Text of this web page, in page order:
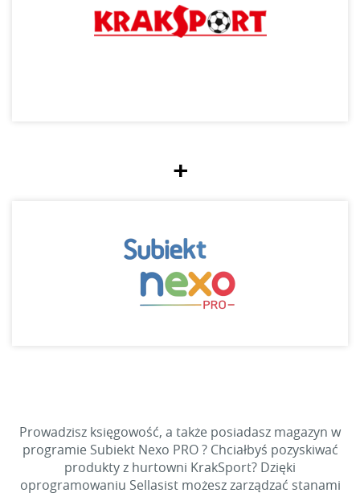
+
Prowadzisz księgowość, a także posiadasz magazyn w
programie Subiekt Nexo PRO ? Chciałbyś pozyskiwać
produkty z hurtowni KrakSport? Dzięki
oprogramowaniu Sellasist możesz zarządzać stanami